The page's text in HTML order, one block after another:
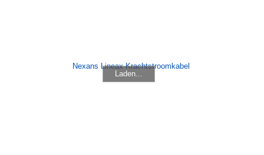
Laden...